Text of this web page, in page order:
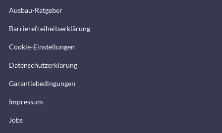
Ausbau-Ratgeber
Barrierefreiheitserklärung
Cookie-Einstellungen
Datenschutzerklärung
Garantiebedingungen
Impressum
Jobs